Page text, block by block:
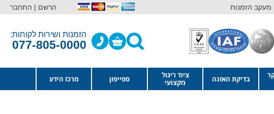
מעקב הזמנות הרשם | התחבר
הזמנות ושירות לקוחות:
077-805-0000
בדיקת האזנה
ציוד ריגול
מקצועי
ספייפון מרכז הידע